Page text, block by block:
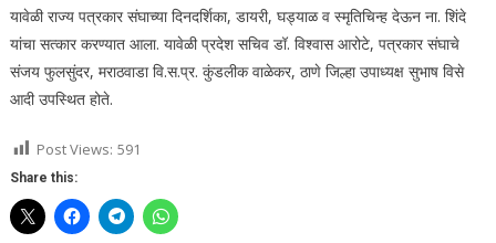
यावेळी राज्य पत्रकार संघाच्या दिनदर्शिका, डायरी, घड्याळ व स्मृतिचिन्ह देऊन ना. शिंदे
यांचा सत्कार करण्यात आला. यावेळी प्रदेश सचिव डॉ. विश्‍वास आरोटे, पत्रकार संघाचे
संजय फुलसुंदर, मराठवाडा वि.स.प्र. कुंडलीक वाळेकर, ठाणे जिल्हा उपाध्यक्ष सुभाष विसे
आदी उपस्थित होते.
Post Views: 591
Share this: